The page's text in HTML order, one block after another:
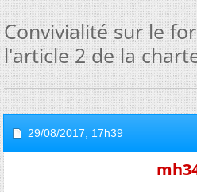
Convivialité sur le
l'article 2 de la
29/08/2017, 17h39